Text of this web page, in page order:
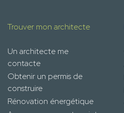
Trouver mon architecte
Un architecte me
contacte
Obtenir un permis de
construire
Rénovation énergétique